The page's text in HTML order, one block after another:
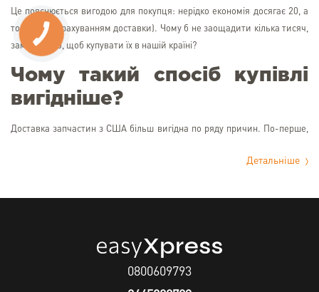
Це пояснюється вигодою для покупця: нерідко економія досягає 20, а
то і 50% (з урахуванням доставки). Чому б не заощадити кілька тисяч,
замість того, щоб купувати їх в нашій країні?
Чому такий спосіб купівлі
вигідніше?
Доставка запчастин з США більш вигідна по ряду причин. По-перше,
пояснюється особливою політикою оподаткування: закони країни
власного виробництва.
отримують продукцію без посередників - прямо від заводу-
виготовлювача. Причому це стосується не тільки американських
Детальніше
0800609793